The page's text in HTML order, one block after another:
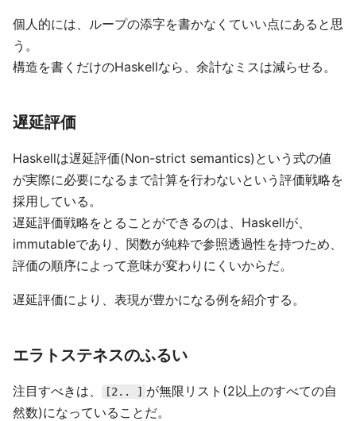
個人的には、ループの添字を書かなくていい点にあると思
う。
構造を書くだけのHaskellなら、余計なミスは減らせる。
遅延評価
Haskellは遅延評価(Non-strict semantics)という式の値
が実際に必要になるまで計算を行わないという評価戦略を
採用している。
遅延評価戦略をとることができるのは、Haskellが、
immutableであり、関数が純粋で参照透過性を持つため、
評価の順序によって意味が変わりにくいからだ。
遅延評価により、表現が豊かになる例を紹介する。
エラトステネスのふるい
注目すべきは、 [2.. ] が無限リスト(2以上のすべての自
然数)になっていることだ。